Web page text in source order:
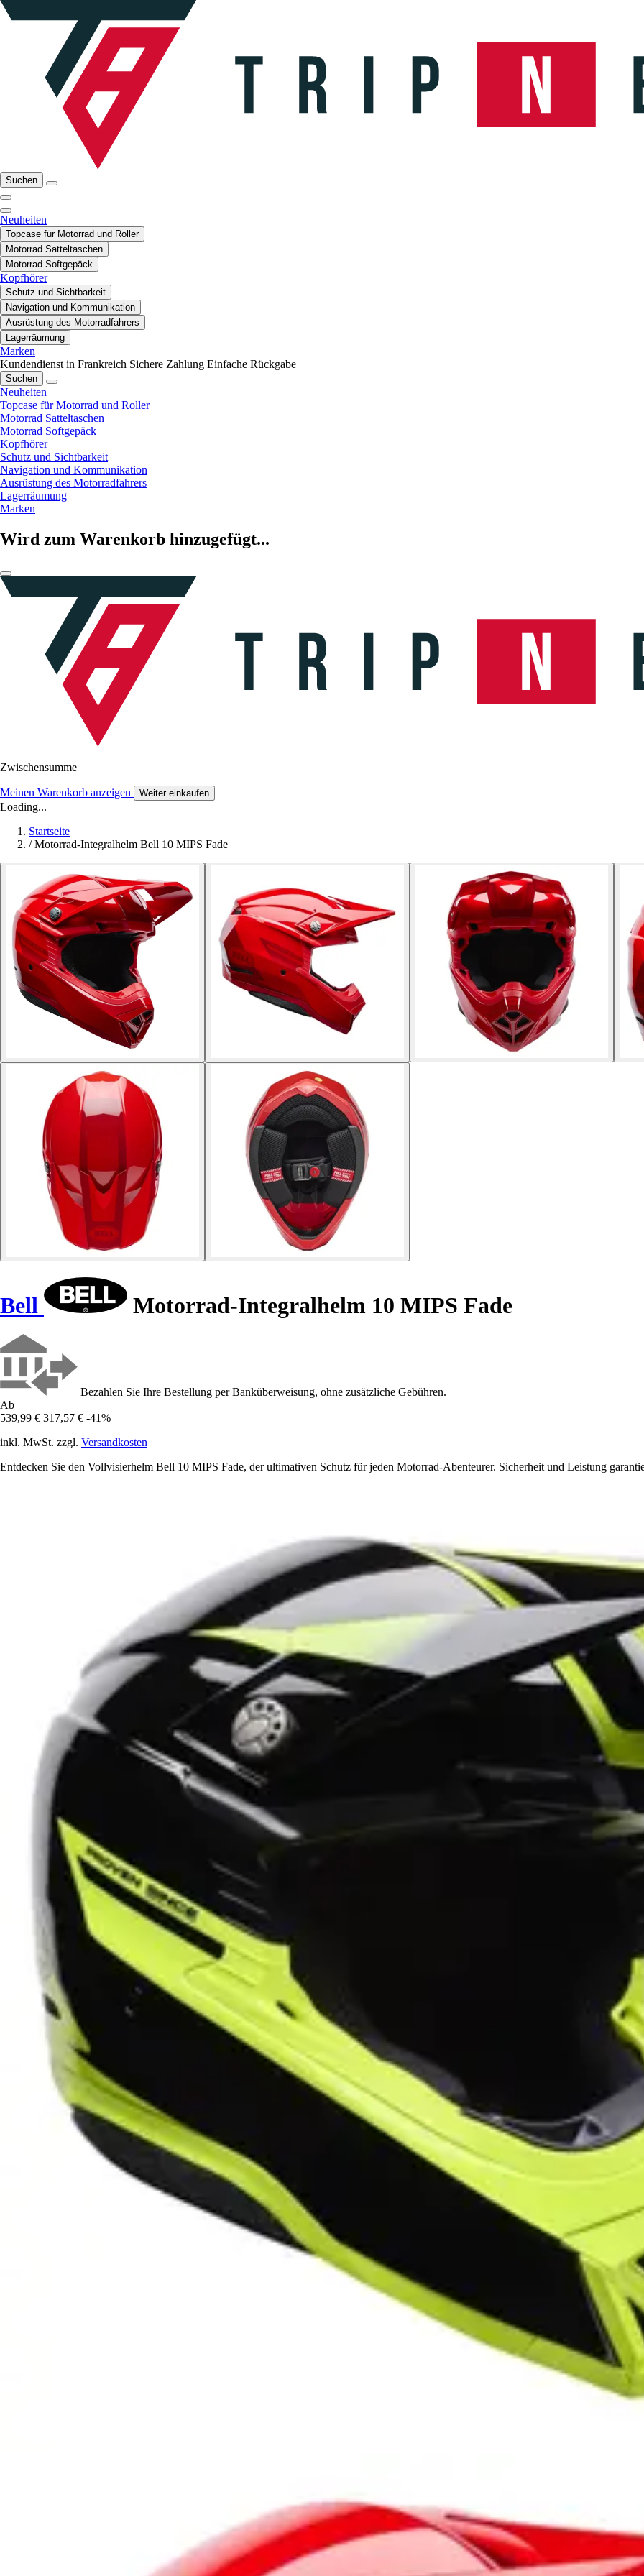
Suchen
Neuheiten
Topcase für Motorrad und Roller
Motorrad Satteltaschen
Motorrad Softgepäck
Kopfhörer
Schutz und Sichtbarkeit
Navigation und Kommunikation
Ausrüstung des Motorradfahrers
Lagerräumung
Marken
Kundendienst in Frankreich Sichere Zahlung Einfache Rückgabe
Suchen
Neuheiten
Topcase für Motorrad und Roller
Motorrad Satteltaschen
Motorrad Softgepäck
Kopfhörer
Schutz und Sichtbarkeit
Navigation und Kommunikation
Ausrüstung des Motorradfahrers
Lagerräumung
Marken
Wird zum Warenkorb hinzugefügt...
Zwischensumme
Meinen Warenkorb anzeigen Weiter einkaufen
Loading...
Startseite
/ Motorrad-Integralhelm Bell 10 MIPS Fade
Bell Motorrad-Integralhelm 10 MIPS Fade
Bezahlen Sie Ihre Bestellung per Banküberweisung, ohne zusätzliche Gebühren.
Ab
539,99 € 317,57 € -41%
inkl. MwSt. zzgl. Versandkosten
Entdecken Sie den Vollvisierhelm Bell 10 MIPS Fade, der ultimativen Schutz für jeden Motorrad-Abenteurer. Sicherheit und Leistung